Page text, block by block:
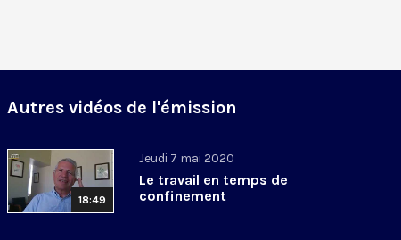
Autres vidéos de l'émission
18:49
Jeudi 7 mai 2020
Le travail en temps de
confinement